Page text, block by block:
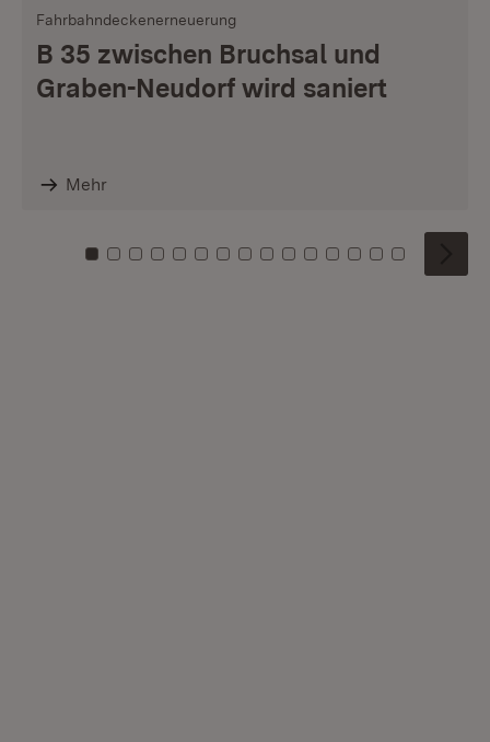
Fahrbahndeckenerneuerung
B 35 zwischen Bruchsal und
Graben-Neudorf wird saniert
Mehr
Zu Kachel: 0
Zu Kachel: 1
Zu Kachel: 2
Zu Kachel: 3
Zu Kachel: 4
Zu Kachel: 5
Zu Kachel: 6
Zu Kachel: 7
Zu Kachel: 8
Zu Kachel: 9
Zu Kachel: 10
Zu Kachel: 11
Zu Kachel: 12
Zu Kachel:
Zu